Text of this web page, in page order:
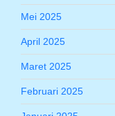
Mei 2025
April 2025
Maret 2025
Februari 2025